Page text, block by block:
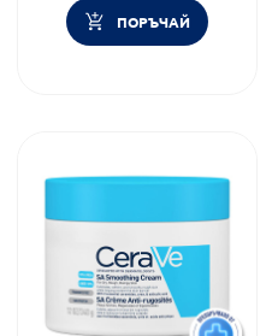
ПОРЪЧАЙ